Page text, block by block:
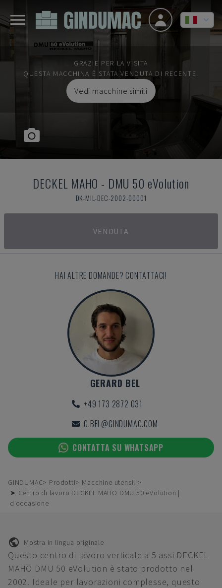
GRAZIE PER LA VISITA
QUESTA MACCHINA È STATA VENDUTA DI RECENTE.
Vedi macchine simili
DECKEL MAHO - DMU 50 eVolution
DK-MIL-DEC-2002-00001
VENDUTA
HAI ALTRE DOMANDE? CONTATTACI!
GERARD BEL
+49 173 2872 031
G.BEL@GINDUMAC.COM
CONTATTA SU WHATSAPP
GINDUMAC Prodotti
Macchine utensili
➤ Centro di lavoro DECKEL MAHO DMU 50 eVolution |
d'occasione
Mostra in lingua originale
Questo centro di lavoro verticale a 5 assi DECKEL
MAHO DMU 50 eVolution è stato prodotto nel
2002. Ideale per lavorazioni complesse, questo